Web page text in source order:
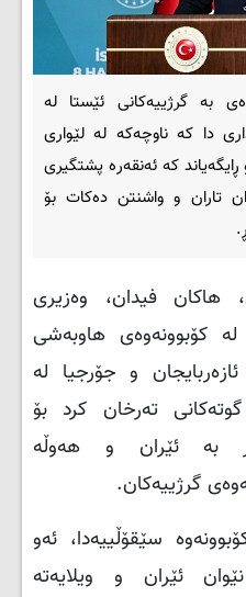
بە گرژییەکانی ئێستا لە
دا کە ناوچەکە لە لێواری
ڕایگەیاند کە ئەنقەرە پشتگیری
تاران و واشنتن دەکات بۆ
هاکان فیدان، وەزیری
لە کۆبوونەوەی هاوبەشی
و جۆرجیا لە
تەرخان کرد بۆ
بە ئێران و هەوڵە
گرژییەکان.
سێقۆڵییەدا، ئەو
ئێران و ویلایەتە